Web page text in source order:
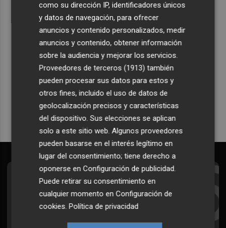
Recibe toda la actualidad de
Plaza Podcast en tu correo
Quiero suscribirme
Suscríbete al Boletín
Todos los días a primera hora en tu email
¡Quiero suscribirme!
como su dirección IP, identificadores únicos
y datos de navegación, para ofrecer
anuncios y contenido personalizados, medir
anuncios y contenido, obtener información
sobre la audiencia y mejorar los servicios.
Proveedores de terceros (1913) también
pueden procesar sus datos para estos y
otros fines, incluido el uso de datos de
geolocalización precisos y características
del dispositivo. Sus elecciones se aplican
solo a este sitio web. Algunos proveedores
pueden basarse en el interés legítimo en
lugar del consentimiento; tiene derecho a
oponerse enConfiguración de publicidad.
Puede retirar su consentimiento en
cualquier momento enConfiguración de
cookies.Política de privacidad